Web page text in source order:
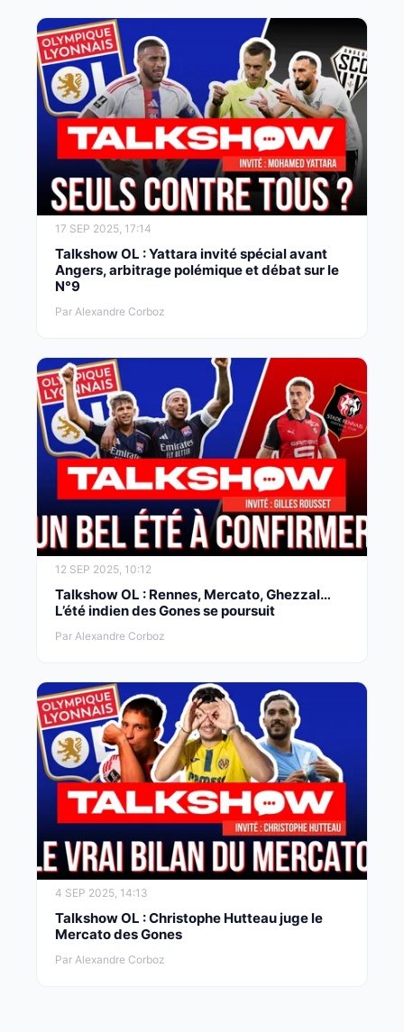
17 SEP 2025, 17:14
Talkshow OL : Yattara invité spécial avant
Angers, arbitrage polémique et débat sur le
N°9
Par Alexandre Corboz
12 SEP 2025, 10:12
Talkshow OL : Rennes, Mercato, Ghezzal…
L’été indien des Gones se poursuit
Par Alexandre Corboz
4 SEP 2025, 14:13
Talkshow OL : Christophe Hutteau juge le
Mercato des Gones
Par Alexandre Corboz